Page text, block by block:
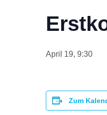
April 19, 9:30
Zum